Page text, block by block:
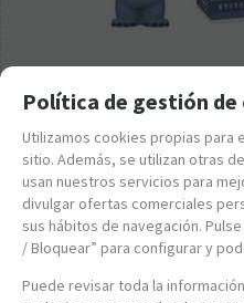
FUNKO REWIND DISNEY:
EXCLUSIVO (POSIBILIDAD DE
-
Política de gestión de
Utilizamos cookies propias para
sitio. Además, se utilizan otras
usan nuestros servicios para
divulgar ofertas comerciales
sus hábitos de navegación.
/ Bloquear” para configurar y
Puede revisar toda la